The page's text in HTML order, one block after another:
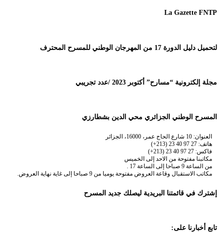
La Gazette FNTP
لتحميل دليل الدورة 17 من المهرجان الوطني للمسرح المحترف
مجلة إلكترونية “مسارح” أكتوبر 2023 /عدد تجريبي
المسرح الوطني الجزائري محي الدين بشطارزي
العنوان: 10 شارع الحاج عمر، 16000، الجزائر
هاتف: 27 97 40 23 (213+)
فاكس: 27 97 40 23 (213+)
مكاتبنا مفتوحة من الاحد إلى الخميس
من الساعة 9 صباحا إلى الساعة 17 .
مكاتب الاستقبال وقاعة العروض مفتوحة يوميا من 9 صباحا إلى غاية نهاية العروض.
إشترك في قائمتنا البريدية ليصلك جديد المسرح
تابع أخبارنا على: